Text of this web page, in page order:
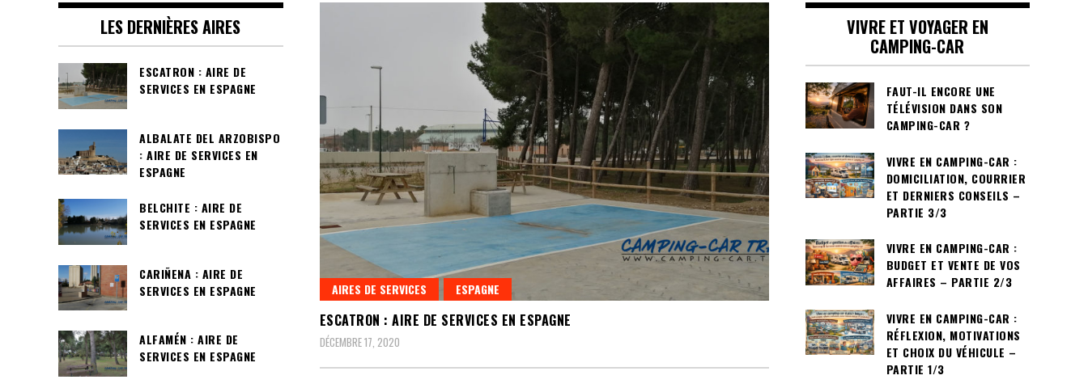
AIRES DE SERVICES ESPAGNE
ESCATRON : AIRE DE SERVICES EN ESPAGNE
DÉCEMBRE 17, 2020
LES DERNIÈRES AIRES
ESCATRON : AIRE DE
SERVICES EN ESPAGNE
ALBALATE DEL ARZOBISPO
: AIRE DE SERVICES EN
ESPAGNE
BELCHITE : AIRE DE
SERVICES EN ESPAGNE
CARIÑENA : AIRE DE
SERVICES EN ESPAGNE
ALFAMÉN : AIRE DE
SERVICES EN ESPAGNE
VIVRE ET VOYAGER EN
CAMPING-CAR
FAUT-IL ENCORE UNE
TÉLÉVISION DANS SON
CAMPING-CAR ?
VIVRE EN CAMPING-CAR :
DOMICILIATION, COURRIER
ET DERNIERS CONSEILS –
PARTIE 3/3
VIVRE EN CAMPING-CAR :
BUDGET ET VENTE DE VOS
AFFAIRES – PARTIE 2/3
VIVRE EN CAMPING-CAR :
RÉFLEXION, MOTIVATIONS
ET CHOIX DU VÉHICULE –
PARTIE 1/3